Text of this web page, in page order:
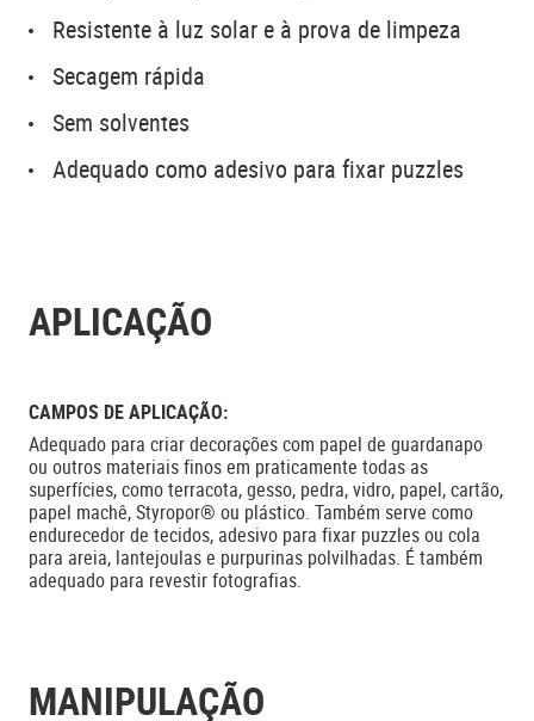
Resistente à luz solar e à prova de limpeza
Secagem rápida
Sem solventes
Adequado como adesivo para fixar puzzles
APLICAÇÃO
CAMPOS DE APLICAÇÃO:
Adequado para criar decorações com papel de guardanapo
ou outros materiais finos em praticamente todas as
superfícies, como terracota, gesso, pedra, vidro, papel, cartão,
papel machê, Styropor® ou plástico. Também serve como
endurecedor de tecidos, adesivo para fixar puzzles ou cola
para areia, lantejoulas e purpurinas polvilhadas. É também
adequado para revestir fotografias.
MANIPULAÇÃO